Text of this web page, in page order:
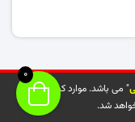
" می باشد. موارد کپی شده از
شد.
0